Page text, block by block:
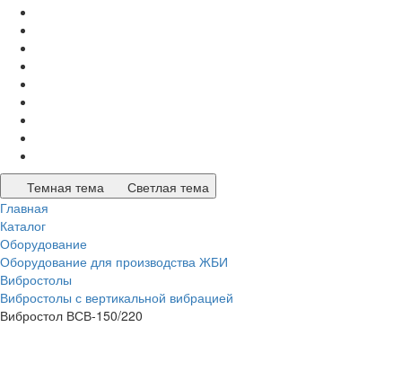
Темная тема
Светлая тема
Главная
Каталог
Оборудование
Оборудование для производства ЖБИ
Вибростолы
Вибростолы с вертикальной вибрацией
Вибростол ВСВ-150/220